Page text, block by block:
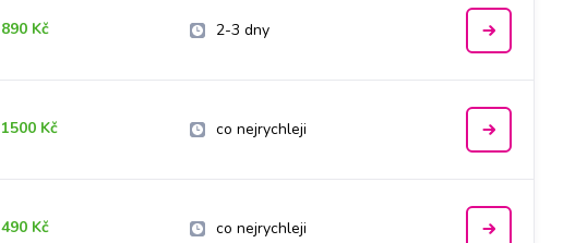
890 Kč 2-3 dny
1500 Kč co nejrychleji
490 Kč co nejrychleji